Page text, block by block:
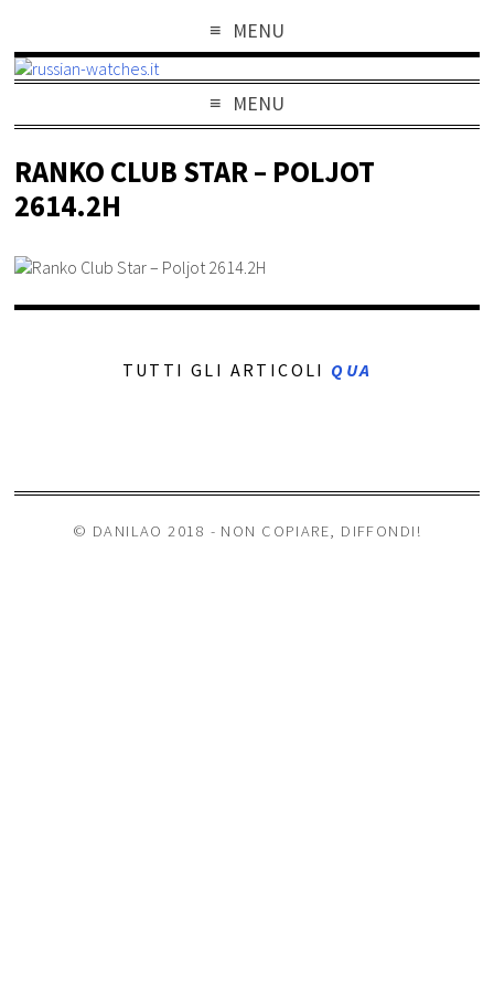
MENU
MENU
RANKO CLUB STAR – POLJOT
2614.2H
TUTTI GLI ARTICOLI QUA
© DANILAO 2018 - NON COPIARE, DIFFONDI!